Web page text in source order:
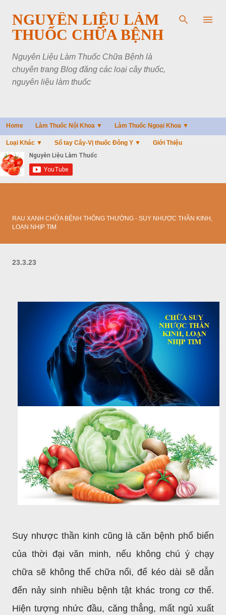
Chuyển đến nội dung chính
NGUYÊN LIỆU LÀM
THUỐC CHỮA BỆNH
Nguyên Liệu Làm Thuốc Chữa Bệnh là
chuyên trang Blog đăng các loại cây thuốc,
nguyên liệu làm thuốc
Home Làm Thuốc Nội Khoa ▼ Làm Thuốc Ngoại Khoa ▼
Loại Khác ▼ Sổ tay Cây-Vị thuốc Đông Y ▼ Giới Thiệu
RAU XANH CHỮA BỆNH THÔNG THƯỜNG - SUY NHƯỢC THẦN KINH,
LOẠN NHỊP TIM
23.3.23
Suy nhược thần kinh cũng là căn bệnh phổ biến
của thời đại văn minh, nếu không chú ý chạy
chữa sẽ không thể chữa nổi, để kéo dài sẽ dẫn
đến nảy sinh nhiều bệnh tật khác trong cơ thể.
Hiện tượng nhức đầu, căng thẳng, mất ngủ xuất